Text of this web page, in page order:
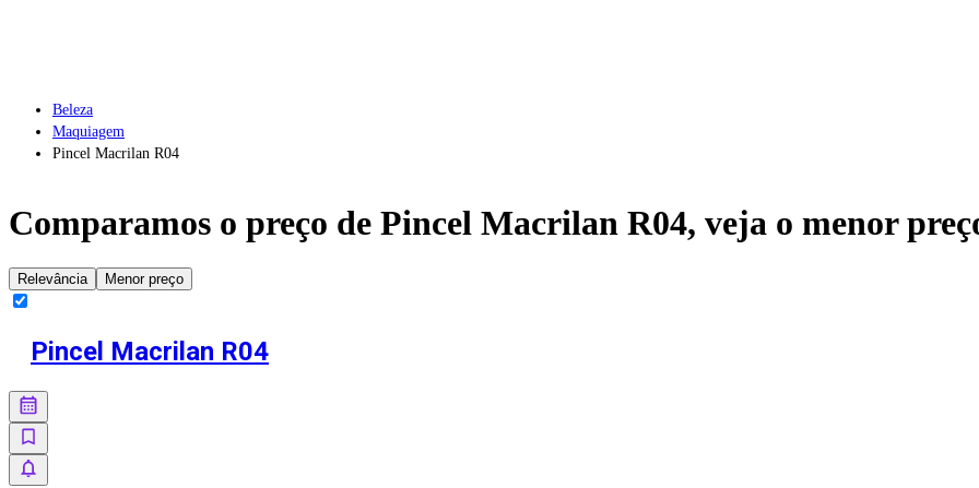
Beleza
Maquiagem
Pincel Macrilan R04
Comparamos o preço de Pincel Macrilan R04, veja o menor
Relevância Menor preço
Pincel Macrilan R04